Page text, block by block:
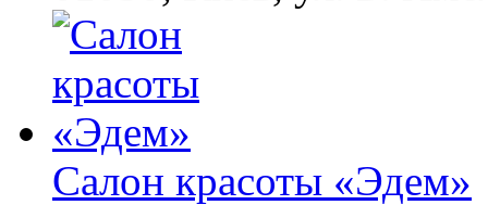
Салон красоты «Эдем»